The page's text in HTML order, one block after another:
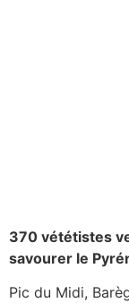
370 vététistes
savourer le
Pic du Midi,